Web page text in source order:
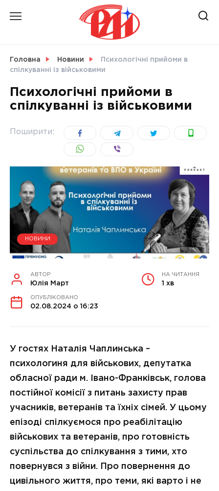
УКРАЇНА
Головна Новини
Психологічні прийоми в
спілкуванні із військовими
Психологічні прийоми в
спілкуванні із військовими
Поширити:
НОВИНИ
АВТОР
Юлія Март
НА ЧИТАННЯ
1 хв
ОПУБЛІКОВАНО
02.08.2024 о 16:23
У гостях Наталія Чаплинська –
психологиня для військових, депутатка
обласної ради м. Івано-Франківськ, голова
постійної комісії з питань захисту прав
учасників, ветеранів та їхніх сімей. У цьому
епізоді спілкуємося про реабілітацію
військових та ветеранів, про готовність
суспільства до спілкування з тими, хто
повернувся з війни. Про повернення до
цивільного життя, про теми, які варто і не